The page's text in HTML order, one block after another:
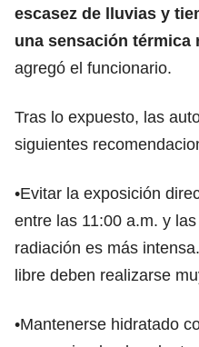
escasez de lluvias y
una sensación térmica
agregó el funcionario.
Tras lo expuesto, las
siguientes
•Evitar la exposición
entre las 11:00 a.m. y
radiación es más
libre deben realizarse
•Mantenerse hidratado